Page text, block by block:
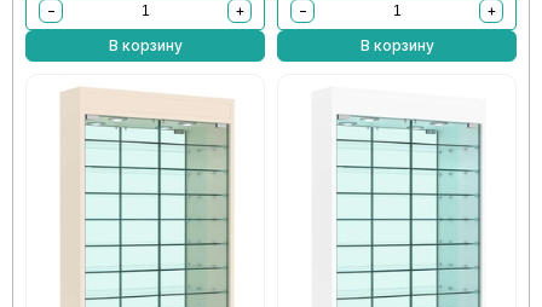
−
+
В корзину
−
+
В корзину